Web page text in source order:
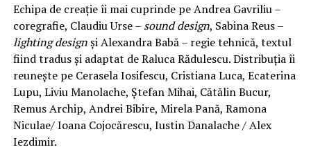
Echipa de creație îi mai cuprinde pe Andrea Gavriliu –
coregrafie, Claudiu Urse – sound design, Sabina Reus –
lighting designși Alexandra Babă – regie tehnică, textul
fiind tradus și adaptat de Raluca Rădulescu. Distribuția îi
reunește pe Cerasela Iosifescu, Cristiana Luca, Ecaterina
Lupu, Liviu Manolache, Ștefan Mihai, Cătălin Bucur,
Remus Archip, Andrei Bibire, Mirela Pană, Ramona
Niculae/ Ioana Cojocărescu, Iustin Danalache / Alex
Iezdimir.